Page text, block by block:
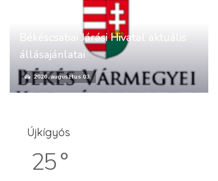
Békéscsabai Járási Hivatal aktuális
állásajánlatai
2026. augusztus 03.
Újkígyós
25 °